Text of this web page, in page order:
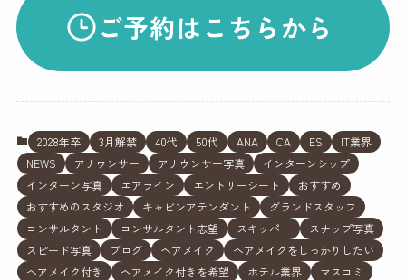
ご予約はこちらから
2028年卒 3月解禁 40代 50代 ANA CA ES
IT業界
NEWS
アナウンサー アナウンサー写真
インターンシップ
インターン写真
エアライン エントリーシート
おすすめ
おすすめのスタジオ
キャビンアテンダント
グランドスタッフ
コンサルタント
コンサルタント志望 スキッパー
スナップ写真
スピード写真
ブログ ヘアメイク
ヘアメイクをしっかりしたい
ヘアメイク付き
ヘアメイク付きを希望 ホテル業界
マスコミ